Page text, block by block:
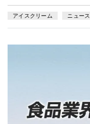
アイスクリーム ニュース